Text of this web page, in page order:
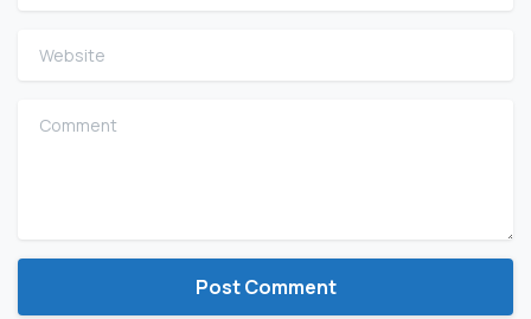
Website
Comment